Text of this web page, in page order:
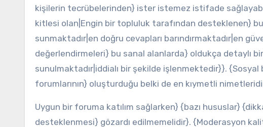
kişilerin tecrübelerinden} ister istemez istifade
kitlesi olan|Engin bir topluluk tarafından desteklenen}
sunmaktadır|en doğru cevapları barındırmaktadır|en
değerlendirmeleri} bu sanal alanlarda} oldukça detaylı
sunulmaktadır|iddialı bir şekilde işlenmektedir}}.
forumlarının} oluşturduğu belki de en kıymetli
Uygun bir foruma katılım sağlarken} {bazı hususlar}
desteklenmesi} gözardı edilmemelidir}. {Moderasyon